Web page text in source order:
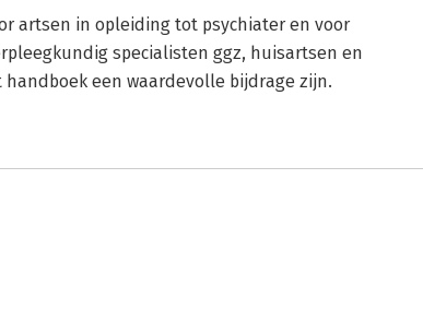
artsen in opleiding tot psychiater en voor
specialisten ggz, huisartsen en
een waardevolle bijdrage zijn.